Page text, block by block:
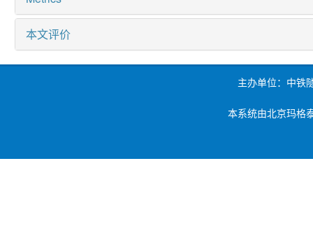
本文评价
主办单位：中铁
本系统由北京玛格